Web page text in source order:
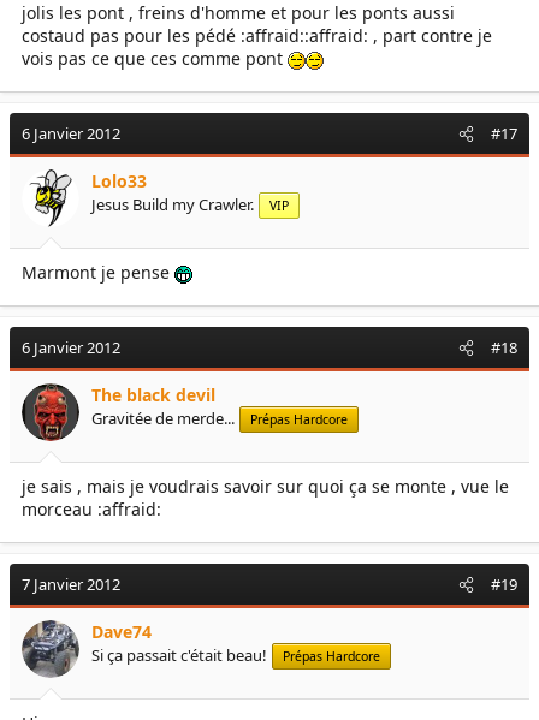
jolis les pont , freins d'homme et pour les ponts aussi
costaud pas pour les pédé :affraid::affraid: , part contre je
vois pas ce que ces comme pont
6 Janvier 2012 #17
Lolo33
Jesus Build my Crawler. VIP
Marmont je pense
6 Janvier 2012 #18
The black devil
Gravitée de merde... Prépas Hardcore
je sais , mais je voudrais savoir sur quoi ça se monte , vue le
morceau :affraid:
7 Janvier 2012 #19
Dave74
Si ça passait c'était beau! Prépas Hardcore